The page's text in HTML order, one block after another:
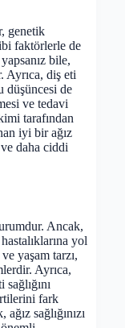
genetik
faktörlerle de
bile,
Ayrıca, diş eti
düşüncesi de
ve tedavi
tarafından
iyi bir ağız
daha ciddi
Ancak,
yol
yaşam tarzı,
Ayrıca,
fark
sağlığınızı